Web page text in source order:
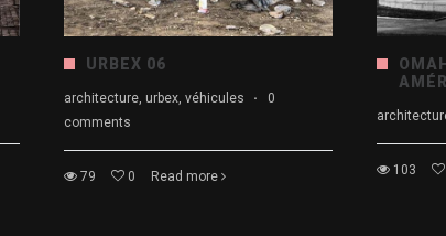
URBEX 06
architecture, urbex, véhicules ·
0
comments
79 0 Read more 103